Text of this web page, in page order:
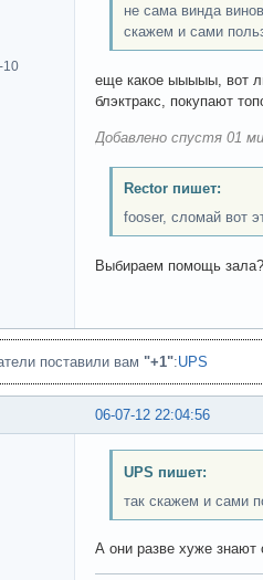
10
не сама винда
скажем и сами
еще какое ыыыыы, вот
блэктракс, покупают
Добавлено спустя 01
Rector пишет:
fooser, сломай вот
Выбираем помощь зала?
поставили вам "+1":UPS
06-07-12 22:04:56
UPS пишет:
так скажем и сами
А они разве хуже